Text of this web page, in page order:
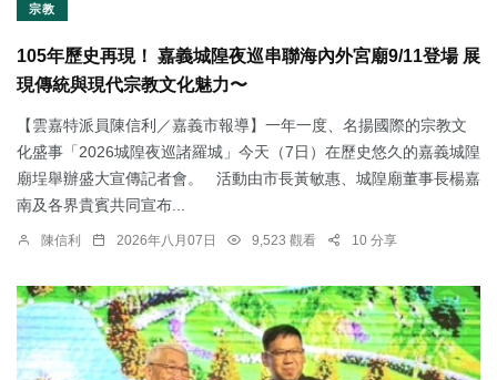
宗教
105年歷史再現！ 嘉義城隍夜巡串聯海內外宮廟9/11登場 展
現傳統與現代宗教文化魅力〜
【雲嘉特派員陳信利／嘉義市報導】一年一度、名揚國際的宗教文
化盛事「2026城隍夜巡諸羅城」今天（7日）在歷史悠久的嘉義城隍
廟埕舉辦盛大宣傳記者會。 活動由市長黃敏惠、城隍廟董事長楊嘉
南及各界貴賓共同宣布...
陳信利 2026年八月07日 9,523 觀看 10 分享